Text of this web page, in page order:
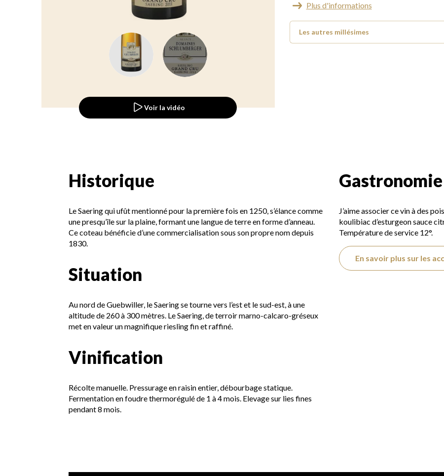
Plus d'informations
Les autres millésimes
Voir la vidéo
Historique
Le Saering qui ufût mentionné pour la première fois en 1250, s’élance comme
une presqu’île sur la plaine, formant une langue de terre en forme d’anneau.
Ce coteau bénéficie d’une commercialisation sous son propre nom depuis
1830.
Situation
Au nord de Guebwiller, le Saering se tourne vers l’est et le sud-est, à une
altitude de 260 à 300 mètres. Le Saering, de terroir marno-calcaro-gréseux
met en valeur un magnifique riesling fin et raffiné.
Vinification
Récolte manuelle. Pressurage en raisin entier, débourbage statique.
Fermentation en foudre thermorégulé de 1 à 4 mois. Elevage sur lies fines
pendant 8 mois.
Gastronomie
J’aime associer ce vin à des
koulibiac d’esturgeon sauce
Température de service 12°.
En savoir plus sur les